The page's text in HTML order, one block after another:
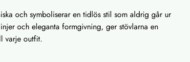
och symboliserar en tidlös stil som aldrig går ur
och eleganta formgivning, ger stövlarna en
varje outfit.